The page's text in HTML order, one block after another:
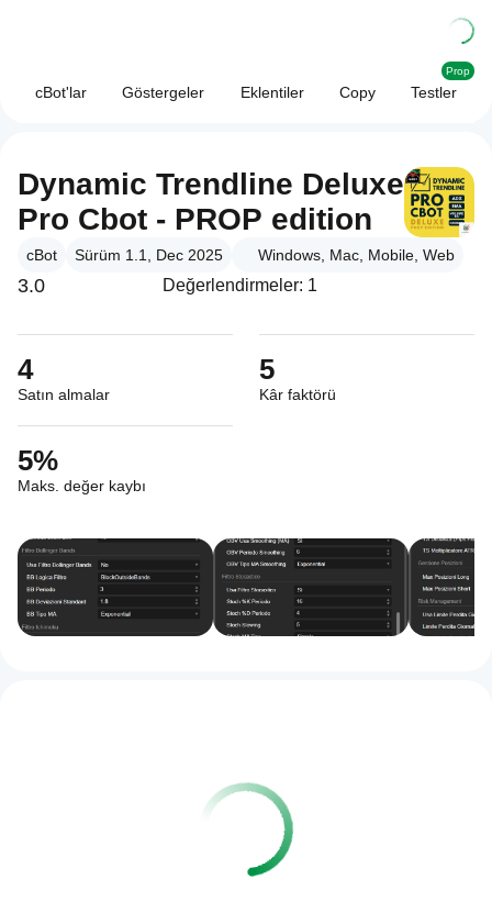
cBot'lar Göstergeler Eklentiler Copy Testler
Prop
Dynamic Trendline Deluxe
Pro Cbot - PROP edition
cBot Sürüm 1.1, Dec 2025 Windows, Mac, Mobile, Web
3.0 Değerlendirmeler: 1
4
Satın almalar
5
Kâr faktörü
5%
Maks. değer kaybı